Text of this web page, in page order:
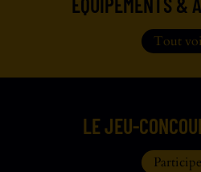
Tout
LE JEU-